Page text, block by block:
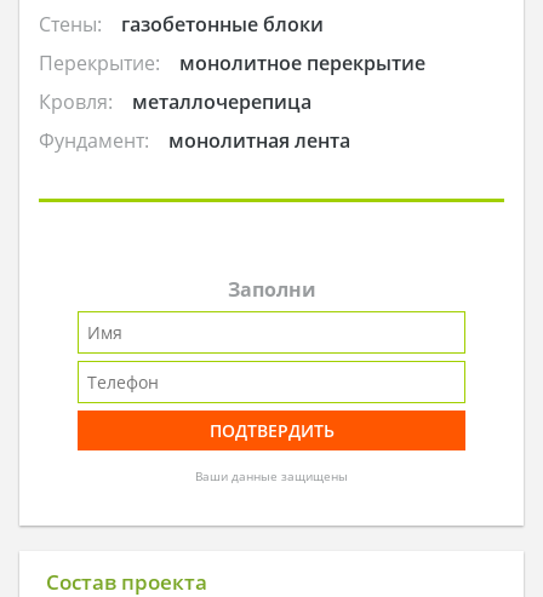
Стены:
газобетонные блоки
Перекрытие:
монолитное перекрытие
Кровля:
металлочерепица
Фундамент:
монолитная лента
Заполни
Ваши данные защищены
Состав проекта